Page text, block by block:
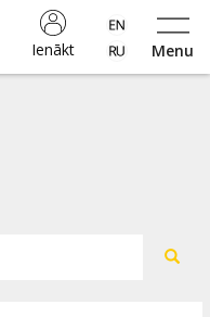
Menu
Ienākt